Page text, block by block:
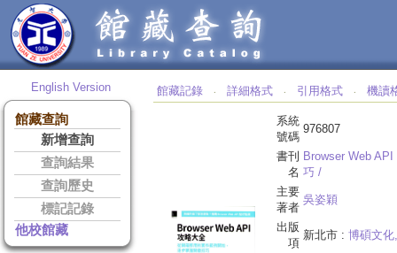
English Version
館藏查詢
新增查詢
查詢結果
查詢歷史
標記記錄
他校館藏
館藏記錄 ‧ 詳細格式 ‧ 引用格式 ‧ 機讀
系統
號碼
976807
書刊
名
Browser Web
巧 /
主要
著者
吳姿穎
出版
項
新北市 : 博碩文化,